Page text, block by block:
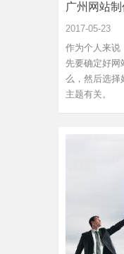
广州网站制
2017-05-23
作为个人来说
先要确定好网
么，然后选择
主题有关。